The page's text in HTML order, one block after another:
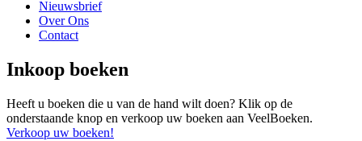
Nieuwsbrief
Over Ons
Contact
Inkoop boeken
Heeft u boeken die u van de hand wilt doen? Klik op de
onderstaande knop en verkoop uw boeken aan VeelBoeken.
Verkoop uw boeken!